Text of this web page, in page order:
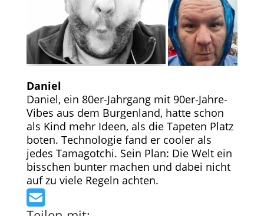
Daniel
Daniel, ein 80er-Jahrgang mit 90er-Jahre-
Vibes aus dem Burgenland, hatte schon
als Kind mehr Ideen, als die Tapeten Platz
boten. Technologie fand er cooler als
jedes Tamagotchi. Sein Plan: Die Welt ein
bisschen bunter machen und dabei nicht
auf zu viele Regeln achten.